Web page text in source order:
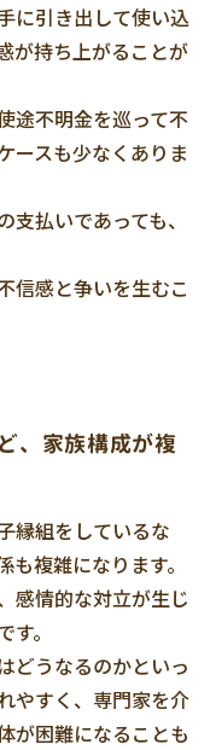
に引き出して使い込
が持ち上がることが
途不明金を巡って不
ースも少なくありま
払いであっても、
信感と争いを生むこ
、家族構成が複
縁組をしているな
複雑になります。
感情的な対立が生じ
。
どうなるのかといっ
やすく、専門家を介
が困難になることも